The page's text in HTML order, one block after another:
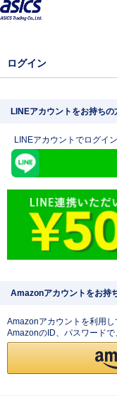
ログイン
LINEアカウントをお持ちの
LINEアカウントでログイ
Amazonアカウントをお持
Amazonアカウントを利用し
AmazonのID、パスワードで